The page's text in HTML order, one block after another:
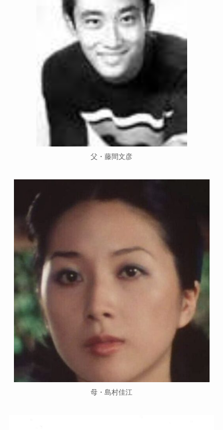
父・藤間文彦
母・島村佳江